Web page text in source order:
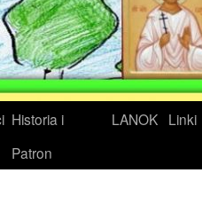
Historia i
Patron
LANOK Linki